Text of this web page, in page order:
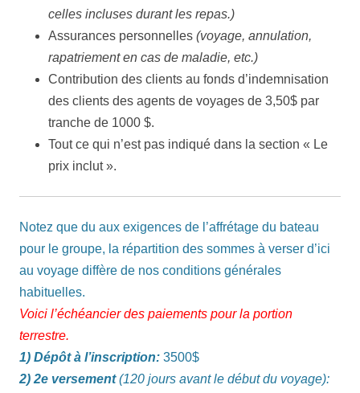
celles incluses durant les repas.)
Assurances personnelles (voyage, annulation,
rapatriement en cas de maladie, etc.)
Contribution des clients au fonds d’indemnisation
des clients des agents de voyages de 3,50$ par
tranche de 1000 $.
Tout ce qui n’est pas indiqué dans la section « Le
prix inclut ».
Notez que du aux exigences de l’affrétage du bateau
pour le groupe, la répartition des sommes à verser d’ici
au voyage diffère de nos conditions générales
habituelles.
Voici l’échéancier des paiements pour la portion
terrestre.
1) Dépôt à l’inscription: 3500$
2) 2e versement(120 jours avant le début du voyage):